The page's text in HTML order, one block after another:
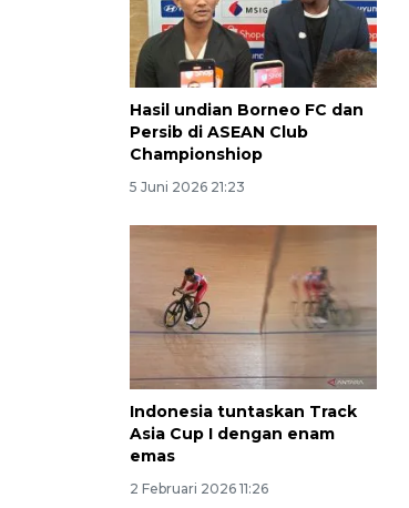
Hasil undian Borneo FC dan
Persib di ASEAN Club
Championshiop
5 Juni 2026 21:23
Indonesia tuntaskan Track
Asia Cup I dengan enam
emas
2 Februari 2026 11:26